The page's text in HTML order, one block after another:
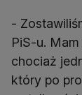
-
PiS-u.
chociaż
który po